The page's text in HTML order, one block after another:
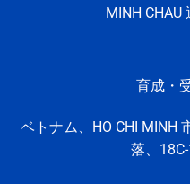
MINH
育成・
ベトナム、HO CHI MINH
落、